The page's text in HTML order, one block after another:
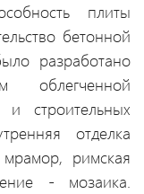
плиты
бетонной
разработано
облегченной
и строительных
отделка
римская
- мозаика.